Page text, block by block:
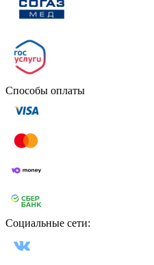
Способы оплаты
Социальные сети: